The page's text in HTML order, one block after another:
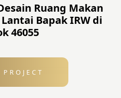
Ruang Makan
Bapak IRW di
46055